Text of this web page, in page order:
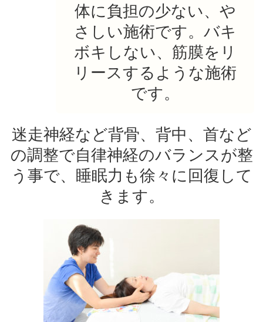
体に負担の少ない、や
さしい施術です。バキ
ボキしない、筋膜をリ
リースするような施術
です。
迷走神経など背骨、背中、首など
の調整で自律神経のバランスが整
う事で、睡眠力も徐々に回復して
きます。